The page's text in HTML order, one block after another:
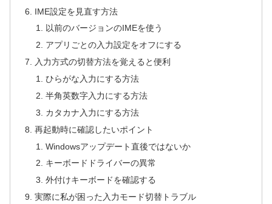
IME設定を見直す方法
以前のバージョンのIMEを使う
アプリごとの入力設定をオフにする
入力方式の切替方法を覚えると便利
ひらがな入力にする方法
半角英数字入力にする方法
カタカナ入力にする方法
再起動時に確認したいポイント
Windowsアップデート直後ではないか
キーボードドライバーの異常
外付けキーボードを確認する
実際に私が困った入力モード切替トラブル